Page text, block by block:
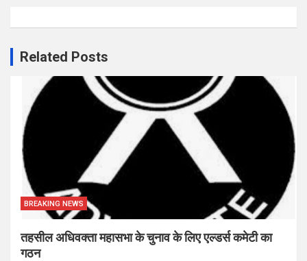
Related Posts
BREAKING NEWS
तहसील अधिवक्ता महासभा के चुनाव के लिए एल्डर्स कमेटी का
गठन